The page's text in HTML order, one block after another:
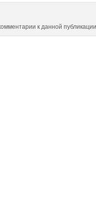
к данной публикации.